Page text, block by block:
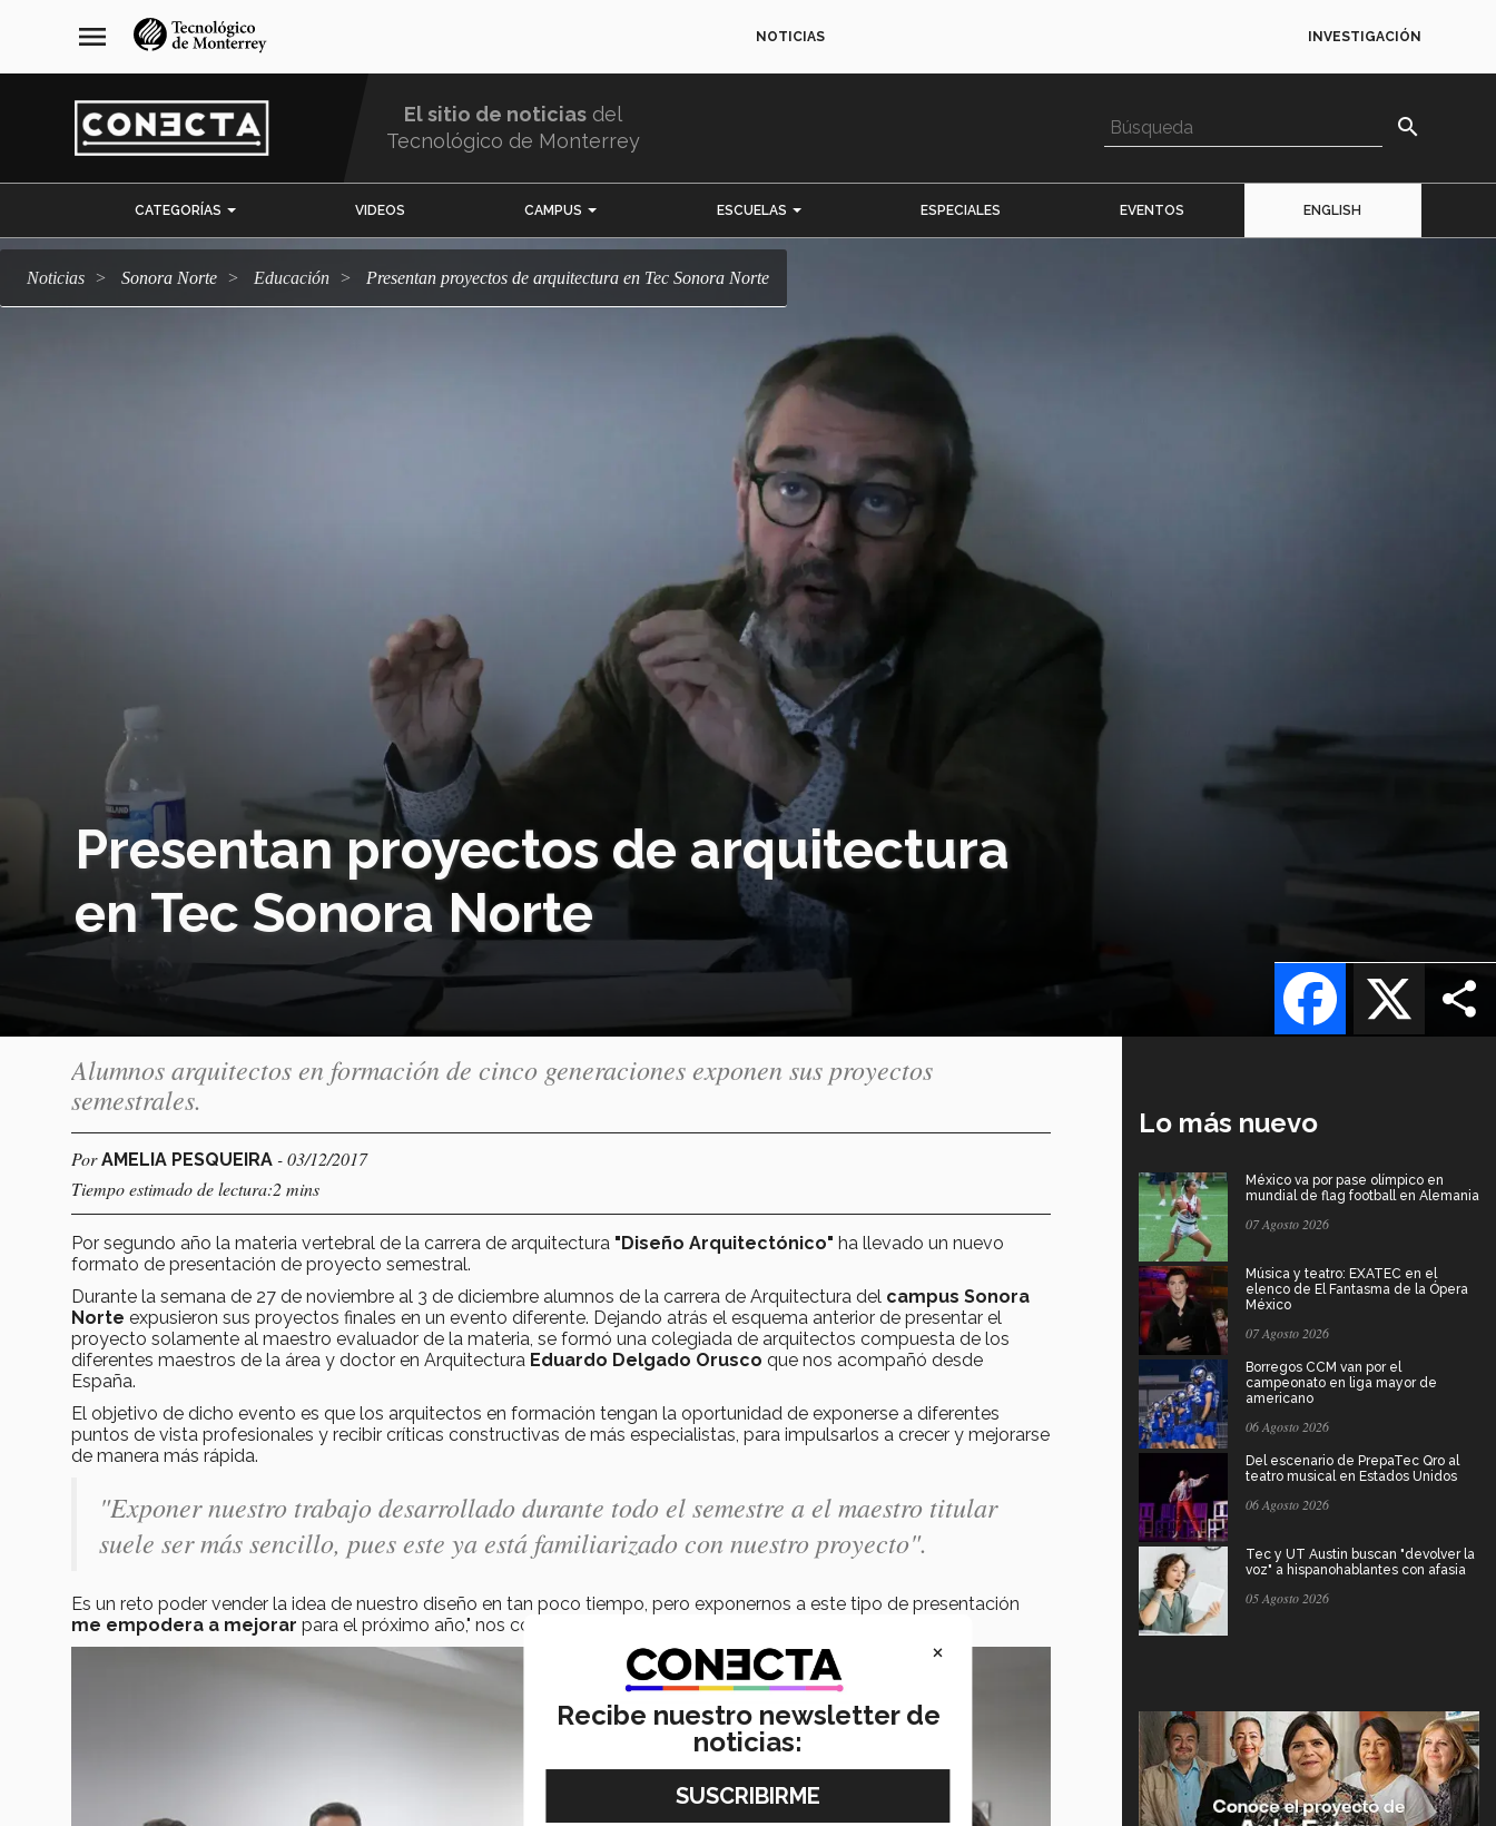
navegación
principal
menu NOTICIAS INVESTIGACIÓN
El sitio de noticias del
Tecnológico de Monterrey
search
CATEGORÍAS VIDEOS CAMPUS ESCUELAS ESPECIALES EVENTOS ENGLISH
Noticias Sonora Norte Educación Presentan proyectos de arquitectura en Tec Sonora Norte
Presentan proyectos de arquitectura
en Tec Sonora Norte
X
Facebook
Alumnos arquitectos en formación de cinco generaciones exponen sus proyectos
semestrales.
PorAMELIA PESQUEIRA - 03/12/2017
Tiempo estimado de lectura:2 mins
Por segundo año la materia vertebral de la carrera de arquitectura "Diseño Arquitectónico" ha llevado un nuevo
formato de presentación de proyecto semestral.
Durante la semana de 27 de noviembre al 3 de diciembre alumnos de la carrera de Arquitectura del campus Sonora
Norte expusieron sus proyectos finales en un evento diferente. Dejando atrás el esquema anterior de presentar el
proyecto solamente al maestro evaluador de la materia, se formó una colegiada de arquitectos compuesta de los
diferentes maestros de la área y doctor en Arquitectura Eduardo Delgado Orusco que nos acompañó desde
España.
El objetivo de dicho evento es que los arquitectos en formación tengan la oportunidad de exponerse a diferentes
puntos de vista profesionales y recibir críticas constructivas de más especialistas, para impulsarlos a crecer y mejorarse
de manera más rápida.
"Exponer nuestro trabajo desarrollado durante todo el semestre a el maestro titular
suele ser más sencillo, pues este ya está familiarizado con nuestro proyecto".
Es un reto poder vender la idea de nuestro diseño en tan poco tiempo, pero exponernos a este tipo de presentación
me empodera a mejorar para el próximo año," nos compartió uno de los expositores.
Lo más nuevo
México va por pase olímpico en
mundial de flag football en Alemania
07 Agosto 2026
Música y teatro: EXATEC en el
elenco de El Fantasma de la Ópera
México
07 Agosto 2026
Borregos CCM van por el
campeonato en liga mayor de
americano
06 Agosto 2026
Del escenario de PrepaTec Qro al
teatro musical en Estados Unidos
06 Agosto 2026
Tec y UT Austin buscan "devolver la
voz" a hispanohablantes con afasia
05 Agosto 2026
×
Recibe nuestro newsletter de
noticias: